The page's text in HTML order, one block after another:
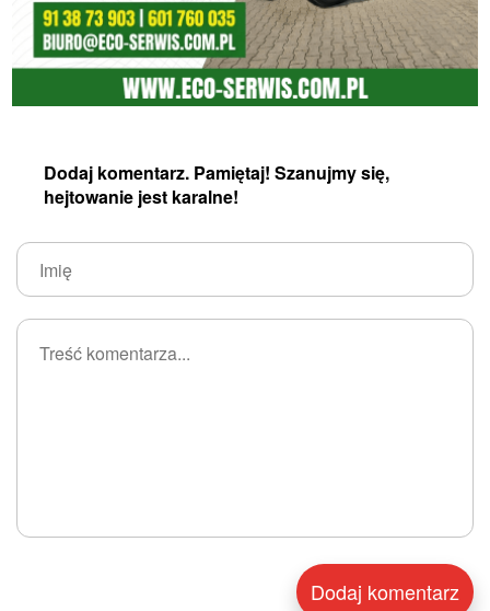
Dodaj komentarz. Pamiętaj! Szanujmy się,
hejtowanie jest karalne!